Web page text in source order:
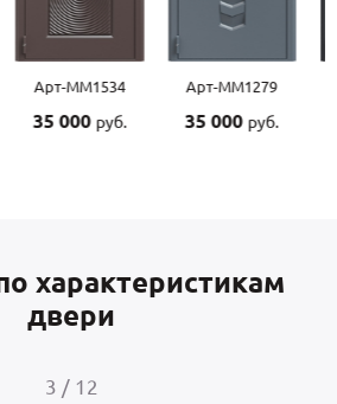
Арт-ММ1279
35 000
Арт-ММ1570
45 000
характеристикам
двери
4 / 12